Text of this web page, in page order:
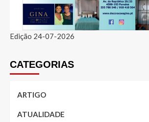
Edição 24-07-2026
CATEGORIAS
ARTIGO
ATUALIDADE